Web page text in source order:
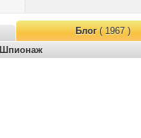
Блог( 1967 )
Шпионаж